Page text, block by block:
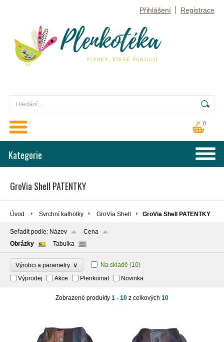
Přihlášení Registrace
0
Kategorie
GroVia Shell PATENTKY
Úvod Svrchní kalhotky GroVia Shell GroVia Shell PATENTKY
Seřadit podle: Název
Cena
Obrázky
Tabulka
Výrobci a parametry ∨ Na skladě (10)
Výprodej
Akce Plenkomat Novinka
Zobrazené produkty 1 - 10 z celkových 10